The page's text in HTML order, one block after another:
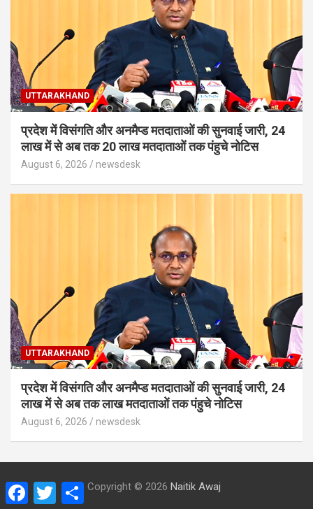
UTTARAKHAND
प्रदेश में विसंगति और अनमैप्ड मतदाताओं की सुनवाई जारी, 24
लाख में से अब तक 20 लाख मतदाताओं तक पंहुचे नोटिस
August 6, 2026 newsdesk
UTTARAKHAND
प्रदेश में विसंगति और अनमैप्ड मतदाताओं की सुनवाई जारी, 24
लाख में से अब तक लाख मतदाताओं तक पंहुचे नोटिस
August 6, 2026 newsdesk
Copyright © 2026 Naitik Awaj
T
S